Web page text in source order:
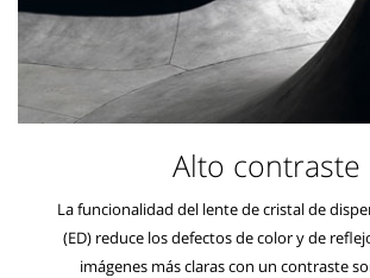
Alto contraste
La funcionalidad del lente de cristal de
(ED) reduce los defectos de color y de
imágenes más claras con un contraste